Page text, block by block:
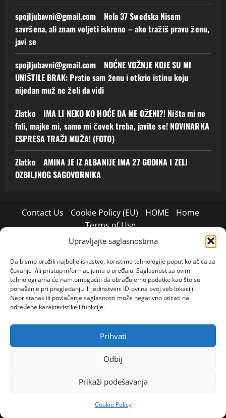
Upravljajte saglasnostima
Da bismo pružili najbolje iskustvo, koristimo tehnologije poput kolačića za
čuvanje i/ili pristup informacijama o uređaju. Saglasnost sa ovim
tehnologijama će nam omogućiti da obrađujemo podatke kao što su
ponašanje pri pregledanju ili jedinstveni ID-ovi na ovoj veb lokaciji.
Nepristanak ili povlačenje saglasnosti može negativno uticati na
određene karakteristike i funkcije.
Prihvati
Odbij
Prikaži podešavanja
Cookie Policy
spojljubavni@gmail.com
Nela 37 Swedska Nisam
savršena, ali znam voljeti iskreno – ako tražiš pravu ženu,
javi se
spojljubavni@gmail.com
NOĆNE VOŽNJE KOJE SU MI
UNIŠTILE BRAK: Pratio sam ženu i otkrio istinu koju
nijedan muž ne želi da vidi
Zlatko
IMA LI NEKO KO HOĆE DA ME OŽENI?! Ništa mi ne
fali, majke mi, samo mi čovek treba, javite se! NOVINARKA
ESPRESA TRAŽI MUŽA! (FOTO)
Zlatko
AMINA JE IZ ALBANIJE IMA 27 GODINA I ZELI
OZBILJNOG SAGOVORNIKA
Contact Us Cookie Policy (EU) HOME
Home
Terms of Use
Copyright 2024© All rights reserved
by
AF themes.